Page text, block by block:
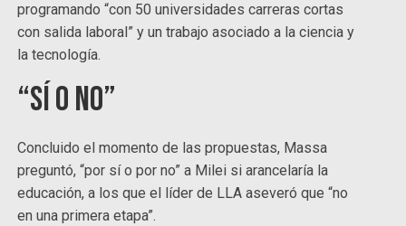
programando “con 50 universidades carreras cortas
con salida laboral” y un trabajo asociado a la ciencia y
la tecnología.
“Sí o no”
Concluido el momento de las propuestas, Massa
preguntó, “por sí o por no” a Milei si arancelaría la
educación, a los que el líder de LLA aseveró que “no
en una primera etapa”.